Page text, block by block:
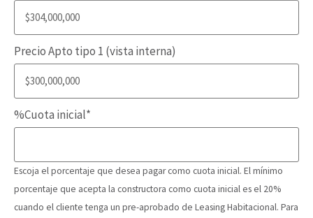
Precio Apto tipo 1 (vista interna)
%Cuota inicial*
Escoja el porcentaje que desea pagar como cuota inicial. El mínimo
porcentaje que acepta la constructora como cuota inicial es el 20%
cuando el cliente tenga un pre-aprobado de Leasing Habitacional. Para